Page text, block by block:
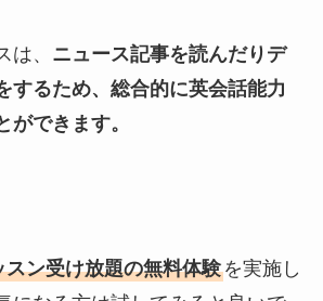
は、 ニュース記事を読んだりデ
するため、総合的に英会話能力
ができます。
スン受け放題の無料体験を実施し